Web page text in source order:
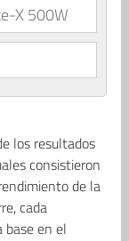
X 500W
los resultados
consistieron
de la
cada
base en el